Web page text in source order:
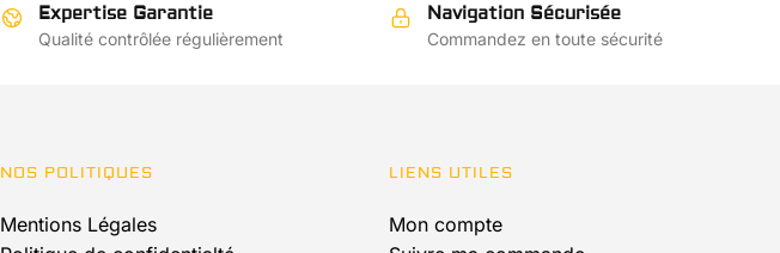
Expertise Garantie
Qualité contrôlée régulièrement
Navigation Sécurisée
Commandez en toute sécurité
NOS POLITIQUES
Mentions Légales
LIENS UTILES
Mon compte